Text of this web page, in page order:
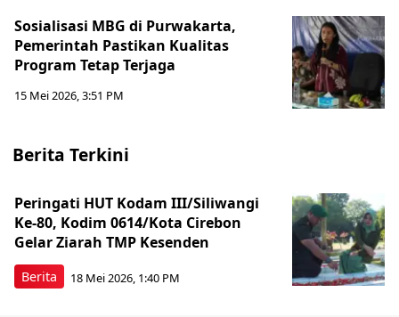
Sosialisasi MBG di Purwakarta,
Pemerintah Pastikan Kualitas
Program Tetap Terjaga
15 Mei 2026, 3:51 PM
Berita Terkini
Berita
Peringati HUT Kodam III/Siliwangi
Ke-80, Kodim 0614/Kota Cirebon
Gelar Ziarah TMP Kesenden
18 Mei 2026, 1:40 PM